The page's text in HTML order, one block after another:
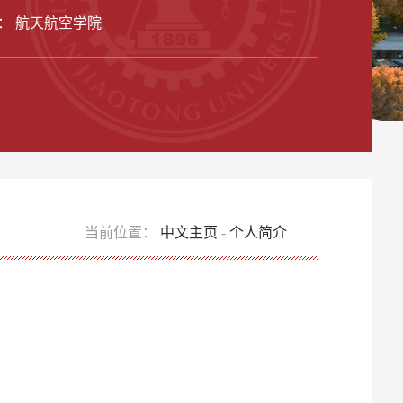
航天航空学院
当前位置： 中文主页 -个人简介